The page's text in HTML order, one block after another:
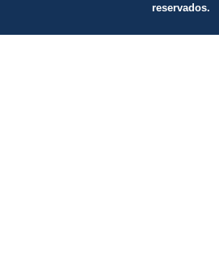
reservados.